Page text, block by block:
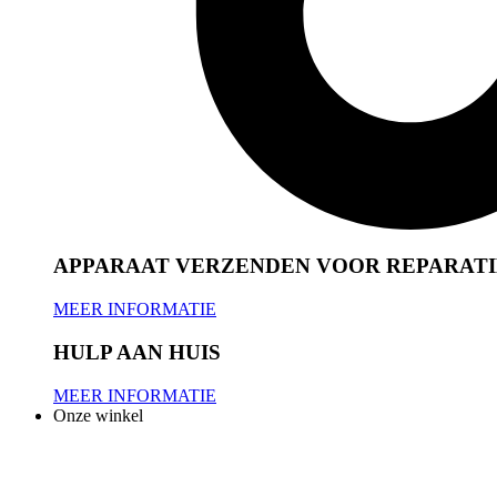
APPARAAT VERZENDEN VOOR
MEER INFORMATIE
HULP AAN HUIS
MEER INFORMATIE
Onze winkel